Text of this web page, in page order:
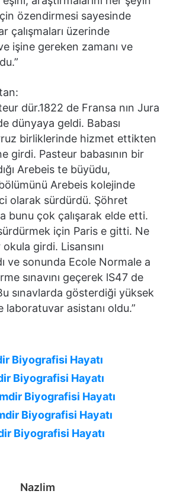
özendirmesi sayesinde
çalışmaları üzerinde
işine gereken zamanı ve
dür.1822 de Fransa nın Jura
dünyaya geldi. Babası
birliklerinde hizmet ettikten
girdi. Pasteur babasının bir
Arebeis te büyüdu,
Arebeis kolejinde
olarak sürdürdü. Şöhret
bunu çok çalışarak elde etti.
için Paris e gitti. Ne
girdi. Lisansını
ve sonunda Ecole Normale a
sınavını geçerek lS47 de
sınavlarda gösterdiği yüksek
laboratuvar asistanı oldu.”
Biyografisi Hayatı
Biyografisi Hayatı
Biyografisi Hayatı
Biyografisi Hayatı
Biyografisi Hayatı
Nazlim